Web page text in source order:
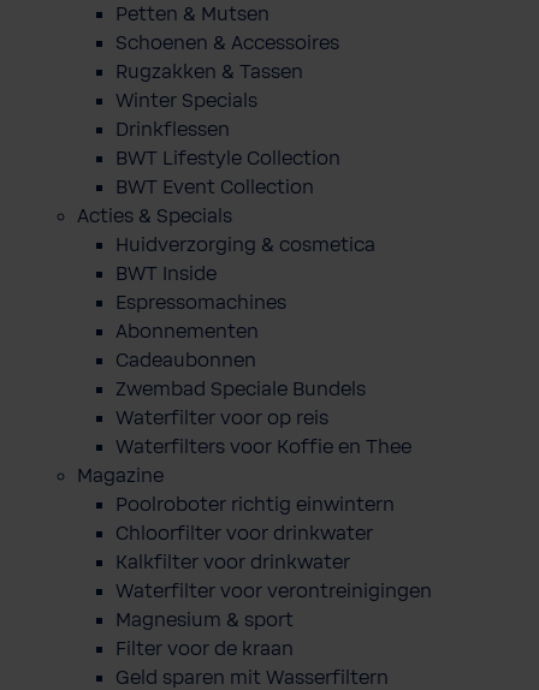
Petten & Mutsen
Schoenen & Accessoires
Rugzakken & Tassen
Winter Specials
Drinkflessen
BWT Lifestyle Collection
BWT Event Collection
Acties & Specials
Huidverzorging & cosmetica
BWT Inside
Espressomachines
Abonnementen
Cadeaubonnen
Zwembad Speciale Bundels
Waterfilter voor op reis
Waterfilters voor Koffie en Thee
Magazine
Poolroboter richtig einwintern
Chloorfilter voor drinkwater
Kalkfilter voor drinkwater
Waterfilter voor verontreinigingen
Magnesium & sport
Filter voor de kraan
Geld sparen mit Wasserfiltern